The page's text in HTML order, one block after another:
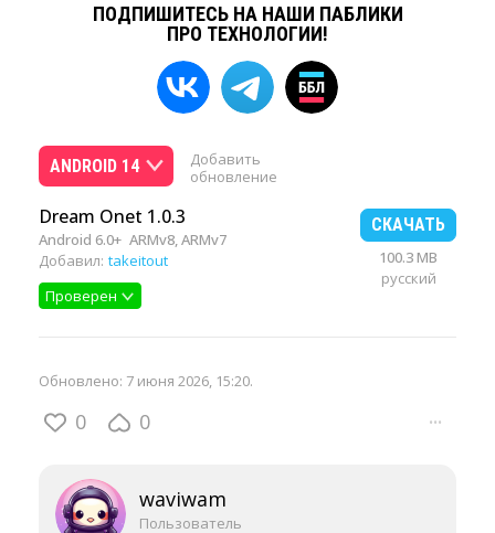
ПОДПИШИТЕСЬ НА НАШИ ПАБЛИКИ
ПРО ТЕХНОЛОГИИ!
ANDROID 14
Добавить
обновление
Dream Onet 1.0.3
Android 6.0+ ARMv8, ARMv7
Добавил: takeitout
Проверен
СКАЧАТЬ
100.3 MB
русский
Обновлено: 7 июня 2026, 15:20.
0 0 ···
waviwam
Пользователь